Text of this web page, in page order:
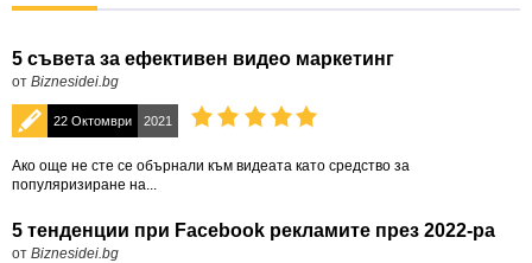
5 съвета за ефективен видео маркетинг
от Biznesidei.bg
22 Октомври 2021
Ако още не сте се обърнали към видеата като средство за
популяризиране на...
5 тенденции при Facebook рекламите през 2022-ра
от Biznesidei.bg